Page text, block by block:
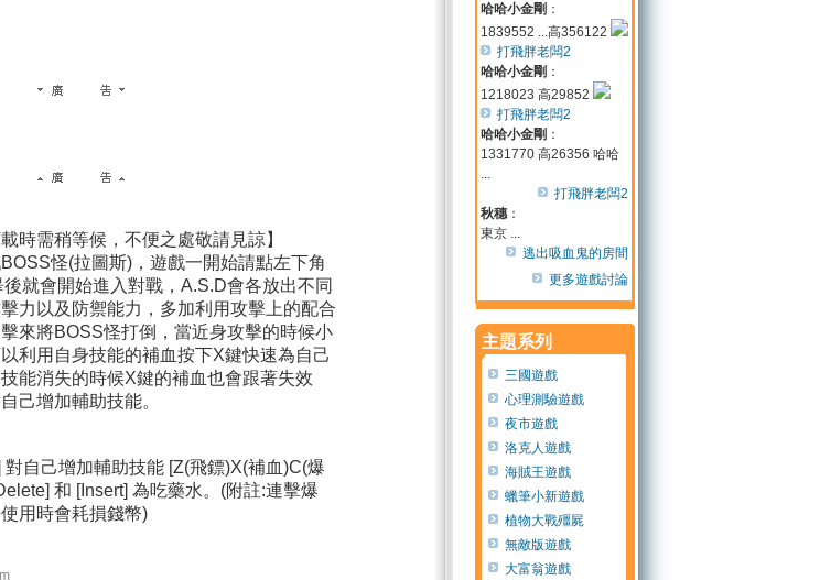
時需稍等候，不便之處敬請見諒】
怪(拉圖斯)，遊戲一開始請點左下角
就會開始進入對戰，A.S.D會各放出不同
力以及防禦能力，多加利用攻擊上的配合
來將BOSS怪打倒，當近身攻擊的時候小
利用自身技能的補血按下X鍵快速為自己
能消失的時候X鍵的補血也會跟著失效
己增加輔助技能。
對自己增加輔助技能 [Z(飛鏢)X(補血)C(爆
和 [Insert] 為吃藥水。(附註:連擊爆
用時會耗損錢幣)
哈哈小金剛 ：
1839552 ...高356122
打飛胖老闆2
哈哈小金剛 ：
1218023 高29852
打飛胖老闆2
哈哈小金剛 ：
1331770 高26356 哈哈
...
打飛胖老闆2
秋穗：
東京 ...
逃出吸血鬼的房間
更多遊戲討論
主題系列
三國遊戲
心理測驗遊戲
夜市遊戲
洛克人遊戲
海賊王遊戲
蠟筆小新遊戲
植物大戰殭屍
無敵版遊戲
大富翁遊戲